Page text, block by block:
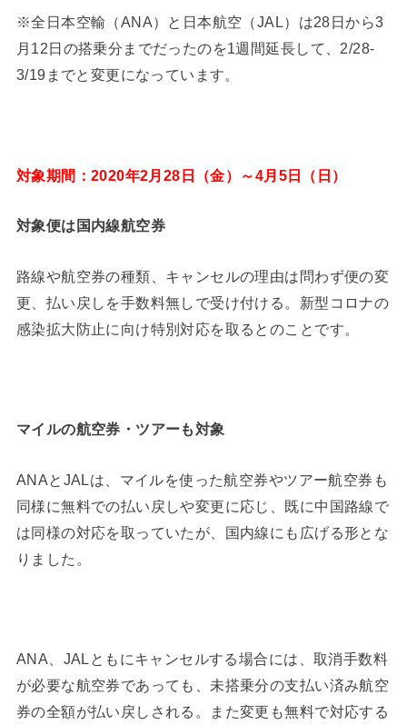
※全日本空輸（ANA）と日本航空（JAL）は28日から3
月12日の搭乗分までだったのを1週間延長して、2/28-
3/19までと変更になっています。
対象期間：2020年2月28日（金）～4月5日（日）
対象便は国内線航空券
路線や航空券の種類、キャンセルの理由は問わず便の変
更、払い戻しを手数料無しで受け付ける。新型コロナの
感染拡大防止に向け特別対応を取るとのことです。
マイルの航空券・ツアーも対象
ANAとJALは、マイルを使った航空券やツアー航空券も
同様に無料での払い戻しや変更に応じ、既に中国路線で
は同様の対応を取っていたが、国内線にも広げる形とな
りました。
ANA、JALともにキャンセルする場合には、取消手数料
が必要な航空券であっても、未搭乗分の支払い済み航空
券の全額が払い戻しされる。また変更も無料で対応する